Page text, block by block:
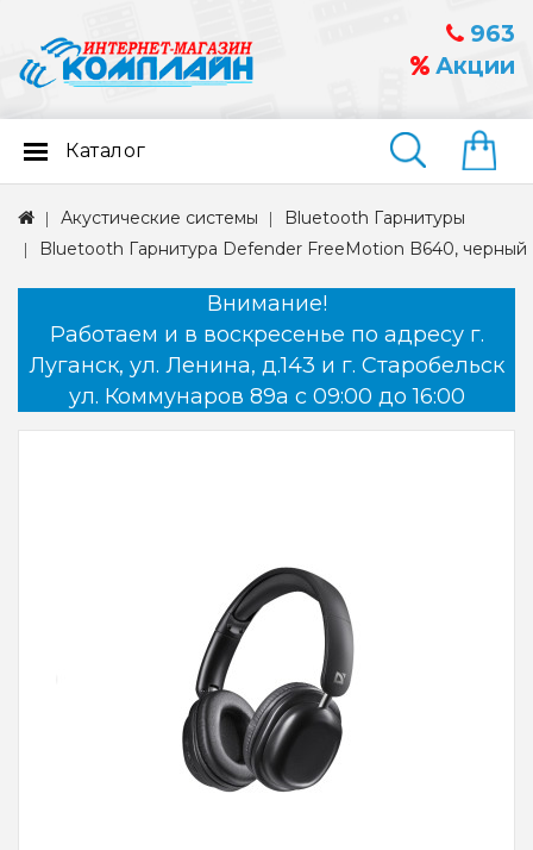
963
Акции
Найти
Каталог
Акустические системы
Bluetooth Гарнитуры
Bluetooth Гарнитура Defender FreeMotion B640, черный
Внимание!
Работаем и в воскресенье по адресу г.
Луганск, ул. Ленина, д.143 и г. Старобельск
ул. Коммунаров 89а с 09:00 до 16:00